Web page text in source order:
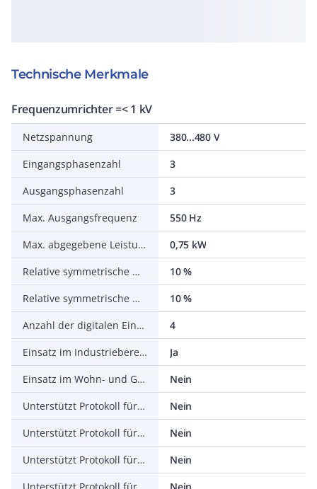
Technische Merkmale
Frequenzumrichter =< 1 kV
Netzspannung
380...480 V
Eingangsphasenzahl
3
Ausgangsphasenzahl
3
Max. Ausgangsfrequenz
550 Hz
Max. abgegebene Leistung bei linearer Belastung bei Bemessungsausgangsspannung
0,75 kW
Relative symmetrische Netzfrequenztoleranz
10 %
Relative symmetrische Netzspannungstoleranz
10 %
Anzahl der digitalen Eingänge
4
Einsatz im Industriebereich zulässig
Ja
Einsatz im Wohn- und Gewerbebereich zulässig
Nein
Unterstützt Protokoll für TCP/IP
Nein
Unterstützt Protokoll für PROFIBUS
Nein
Unterstützt Protokoll für CAN
Nein